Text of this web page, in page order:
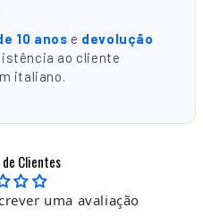
10 anos e devolução
ao cliente
italiano.
Clientes
uma avaliação